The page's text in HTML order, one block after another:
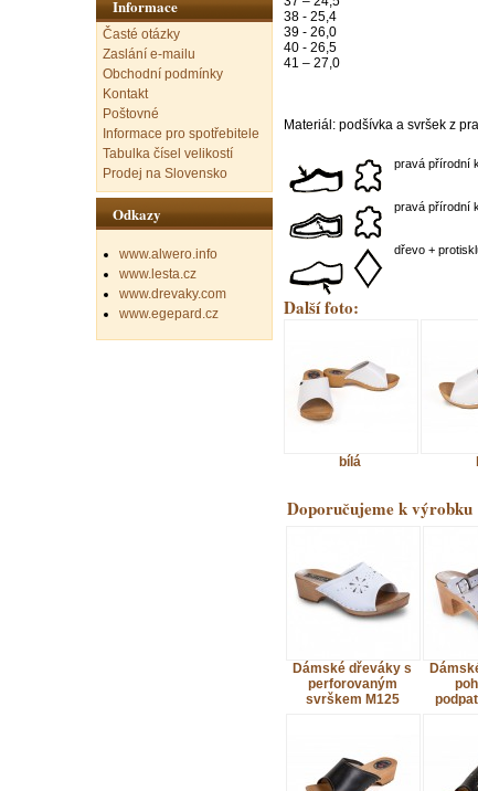
38 - 25,4
39 - 26,0
40 - 26,5
41 – 27,0
Materiál: podšívka a svršek z
pravá přírodní
pravá přírodní
dřevo +
Další foto:
bílá
Doporučujeme k výrobku
Dámské dřeváky s
perforovaným
svrškem M125
Informace
Časté otázky
Zaslání e-mailu
Obchodní podmínky
Kontakt
Poštovné
Informace pro spotřebitele
Tabulka čísel velikostí
Prodej na Slovensko
Odkazy
www.alwero.info
www.lesta.cz
www.drevaky.com
www.egepard.cz